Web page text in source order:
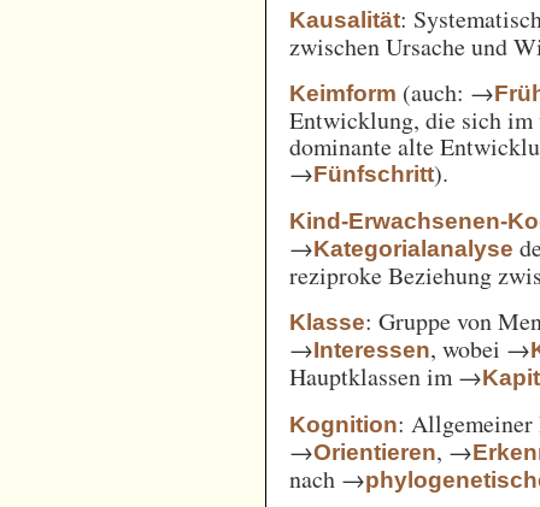
Kausalität:
zwischen Ursache und
Keimform (auch: →
Entwicklung, die sich im
dominante alte
→Fünfschritt).
Kind-Erwachsenen-
→Kategorialanalyse
reziproke Beziehung
Klasse: Gruppe von
→Interessen, wobei →
Hauptklassen im →
Kognition: Allgemeiner
→Orientieren, →
nach →